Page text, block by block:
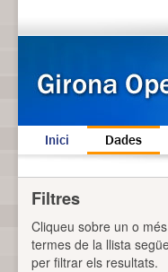
Inici Dades
Filtres
Cliqueu sobre un o més
termes de la llista
per filtrar els resultats.